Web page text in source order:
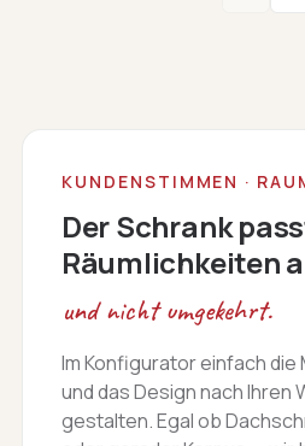
die Zusammensetzung,
konnte es nicht sein. Wir
tollen Schrank im Flur. Für
uns sogar noch geholfen,
zweiten Schrank im Flur
Scharniere und passende
damit alles gleich
KUNDENSTIMMEN ·
Der Schrank
Räumlichkeiten
und nicht umgekehrt.
Im Konfigurator einfach
und das Design nach Ihren
gestalten. Egal ob